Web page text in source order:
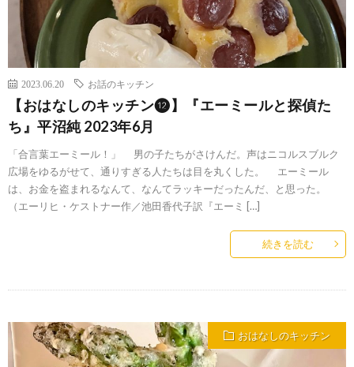
2023.06.20 お話のキッチン
【おはなしのキッチン⓬】『エーミールと探偵た
ち』平沼純 2023年6月
「合言葉エーミール！」 男の子たちがさけんだ。声はニコルスブルク
広場をゆるがせて、通りすぎる人たちは目を丸くした。 エーミール
は、お金を盗まれるなんて、なんてラッキーだったんだ、と思った。
（エーリヒ・ケストナー作／池田香代子訳『エーミ […]
続きを読む
おはなしのキッチン